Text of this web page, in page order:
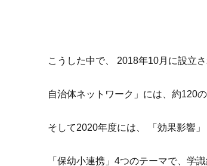
こうした中で、 2018年10月に設立
自治体ネットワーク」には、約120
そして2020年度には、 「効果影響
「保幼小連携」4つのテーマで、学